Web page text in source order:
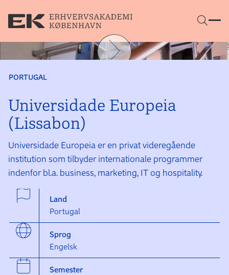
PORTUGAL
Universidade Europeia
(Lissabon)
Universidade Europeia er en privat videre­gående
institution som tilbyder internationale programmer
indenfor bl.a. business, marke­ting, IT og hospi­tality.
Land
Portugal
Sprog
Engelsk
Semester